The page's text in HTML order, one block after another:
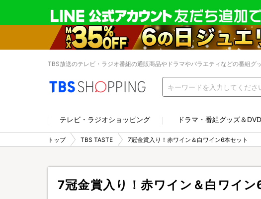
TBS放送のテレビ・ラジオ番組の通販商品やドラマやバラエティなどの番組グ
テレビ・ラジオショッピング ドラマ・番組グッズ＆DVD
トップ TBS TASTE 7冠金賞入り！赤ワイン＆白ワイン6本セット
7冠金賞入り！赤ワイン＆白ワイン